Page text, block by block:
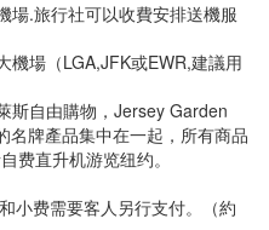
場.旅行社可以收費安排送機服
機場（LGA,JFK或EWR,建議用
斯自由購物，Jersey Garden
名牌產品集中在一起，所有商品
费直升机游览纽约。
小费需要客人另行支付。（約